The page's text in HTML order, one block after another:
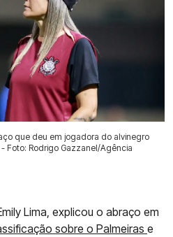
que deu em jogadora do alvinegro
Foto: Rodrigo Gazzanel/Agência
Lima, explicou o abraço em
sobre o Palmeiras e